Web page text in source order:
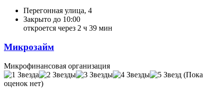
Перегонная улица, 4
Закрыто до 10:00
откроется через 2 ч 39 мин
Микрозайм
Микрофинансовая организация
(Пока
оценок нет)